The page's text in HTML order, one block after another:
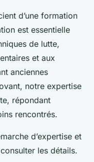
d’une formation
est essentielle
de lutte,
et aux
anciennes
notre expertise
répondant
rencontrés.
d’expertise et
les détails.